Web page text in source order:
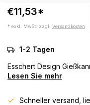
€11,53*
* exkl. MwSt. zzgl. Versandkosten
1-2 Tagen
Esschert Design
Lesen Sie mehr
Schneller versand,